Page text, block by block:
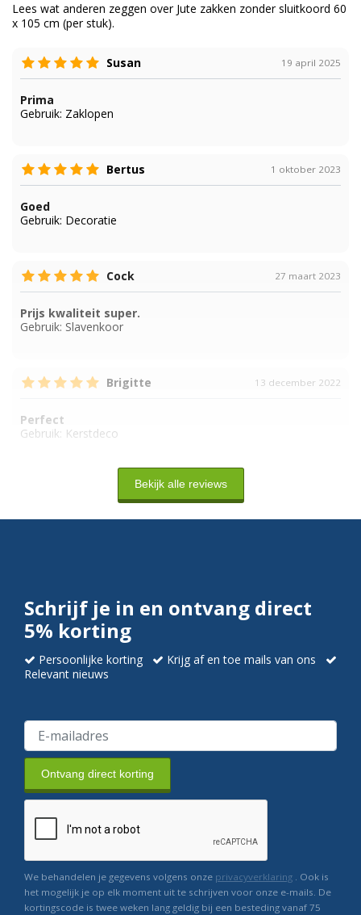
Lees wat anderen zeggen over Jute zakken zonder sluitkoord 60
x 105 cm (per stuk).
Susan 19 april 2025
Prima
Gebruik: Zaklopen
Bertus 1 oktober 2023
Goed
Gebruik: Decoratie
Cock 27 maart 2023
Prijs kwaliteit super.
Gebruik: Slavenkoor
Brigitte 13 december 2022
Perfect
Gebruik: Kerstdeco
Bekijk alle reviews
Schrijf je in en ontvang direct
5% korting
Persoonlijke korting
Krijg af en toe mails van ons
Relevant nieuws
Ontvang direct korting
We behandelen je gegevens volgens onze privacyverklaring . Ook is
het mogelijk je op elk moment uit te schrijven voor onze e-mails. De
kortingscode is twee weken lang geldig bij een besteding vanaf 75